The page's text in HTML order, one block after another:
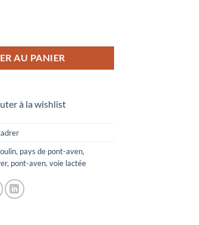
AU PANIER
à la wishlist
, pays de pont-aven,
, pont-aven, voie lactée